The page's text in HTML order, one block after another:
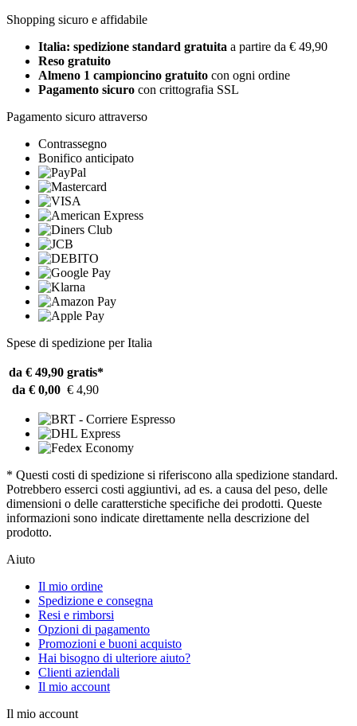
Shopping sicuro e affidabile
Italia: spedizione standard gratuita a partire da € 49,90
Reso gratuito
Almeno 1 campioncino gratuito con ogni ordine
Pagamento sicuro con crittografia SSL
Pagamento sicuro attraverso
Contrassegno
Bonifico anticipato
Spese di spedizione per Italia
da € 49,90 gratis*
da € 0,00 € 4,90
* Questi costi di spedizione si riferiscono alla spedizione standard.
Potrebbero esserci costi aggiuntivi, ad es. a causa del peso, delle
dimensioni o delle caratterstiche specifiche dei prodotti. Queste
informazioni sono indicate direttamente nella descrizione del
prodotto.
Aiuto
Il mio ordine
Spedizione e consegna
Resi e rimborsi
Opzioni di pagamento
Promozioni e buoni acquisto
Hai bisogno di ulteriore aiuto?
Clienti aziendali
Il mio account
Il mio account